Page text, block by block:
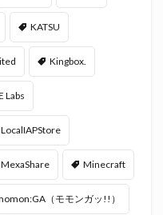
KATSU
Kingbox.
Labs
LocalIAPStore
MexaShare Minecraft
（モモンガッ!!）